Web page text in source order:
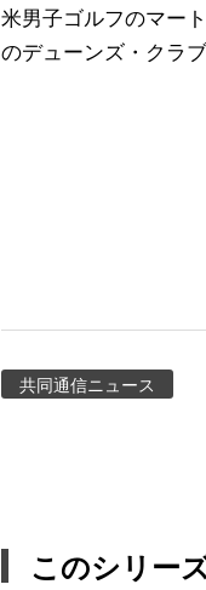
米男子ゴルフのマー
のデューンズ・クラ
共同通信ニュース
このシリー